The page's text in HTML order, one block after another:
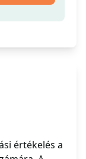
értékelés a